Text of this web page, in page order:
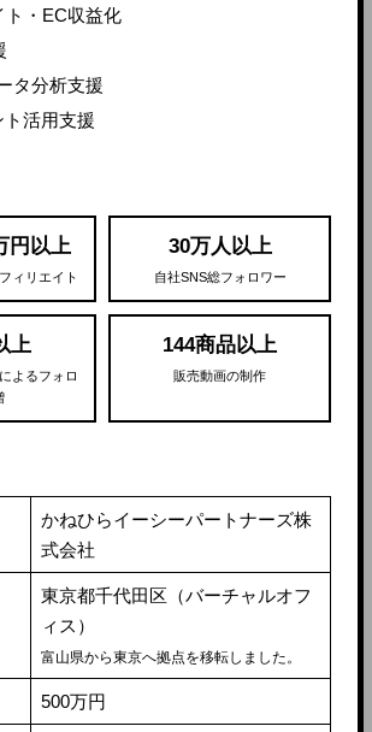
ト・EC収益化
タ分析支援
活用支援
円以上
ィリエイト
30万人以上
自社SNS総フォロワー
上
よるフォロ
144商品以上
販売動画の制作
かねひらイーシーパートナーズ株
式会社
東京都千代田区（バーチャルオフ
ィス）
富山県から東京へ拠点を移転しました。
500万円